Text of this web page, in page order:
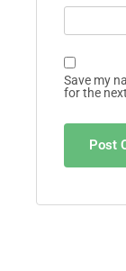
Save my
for the